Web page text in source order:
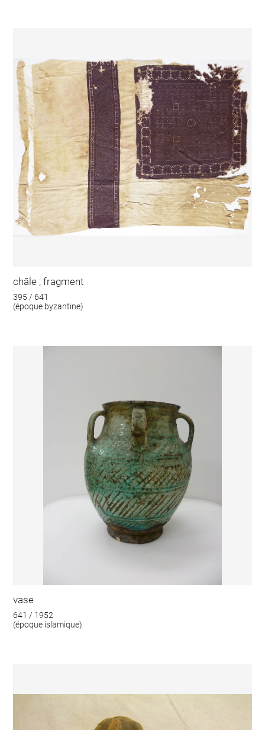
châle ; fragment
395 / 641
(époque byzantine)
vase
641 / 1952
(époque islamique)